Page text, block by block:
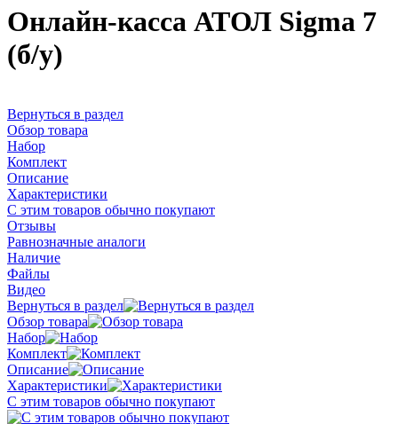
Онлайн-касса АТОЛ Sigma 7
(б/у)
Вернуться в раздел
Обзор товара
Набор
Комплект
Описание
Характеристики
С этим товаров обычно покупают
Отзывы
Равнозначные аналоги
Наличие
Файлы
Видео
Вернуться в раздел
Обзор товара
Набор
Комплект
Описание
Характеристики
С этим товаров обычно покупают